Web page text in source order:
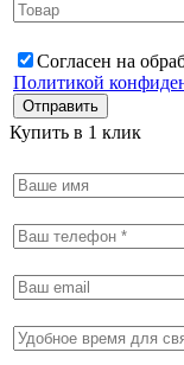
Согласен на
Политикой
Купить в 1 клик